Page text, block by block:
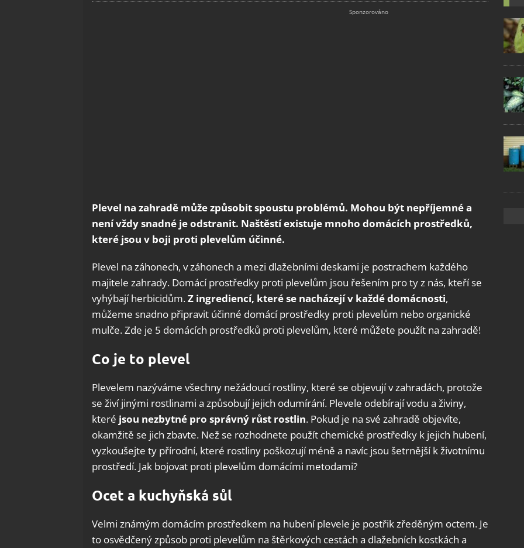
Plevel na zahradě může způsobit spoustu problémů. Mohou být nepříjemné a
není vždy snadné je odstranit. Naštěstí existuje mnoho domácích prostředků,
které jsou v boji proti plevelům účinné.
Plevel na záhonech, v záhonech a mezi dlažebními deskami je postrachem každého
majitele zahrady. Domácí prostředky proti plevelům jsou řešením pro ty z nás, kteří se
vyhýbají herbicidům.Z ingrediencí, které se nacházejí v každé domácnosti,
můžeme snadno připravit účinné domácí prostředky proti plevelům nebo organické
mulče. Zde je 5 domácích prostředků proti plevelům, které můžete použít na zahradě!
Co je to plevel
Plevelem nazýváme všechny nežádoucí rostliny, které se objevují v zahradách, protože
se živí jinými rostlinami a způsobují jejich odumírání. Plevele odebírají vodu a živiny,
které jsou nezbytné pro správný růst rostlin. Pokud je na své zahradě objevíte,
okamžitě se jich zbavte. Než se rozhodnete použít chemické prostředky k jejich hubení,
vyzkoušejte ty přírodní, které rostliny poškozují méně a navíc jsou šetrnější k životnímu
prostředí. Jak bojovat proti plevelům domácími metodami?
Ocet a kuchyňská sůl
Velmi známým domácím prostředkem na hubení plevele je postřik zředěným octem. Je
to osvědčený způsob proti plevelům na štěrkových cestách a dlažebních kostkách a